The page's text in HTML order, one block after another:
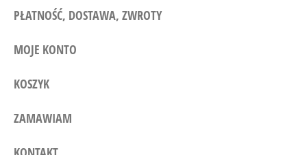
PŁATNOŚĆ, DOSTAWA, ZWROTY
MOJE KONTO
KOSZYK
ZAMAWIAM